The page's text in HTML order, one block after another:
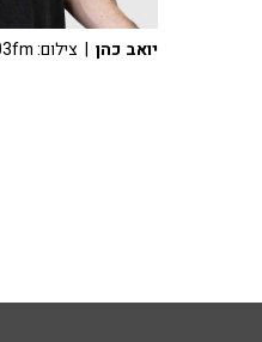
יואב כהן | צילום: 103fm